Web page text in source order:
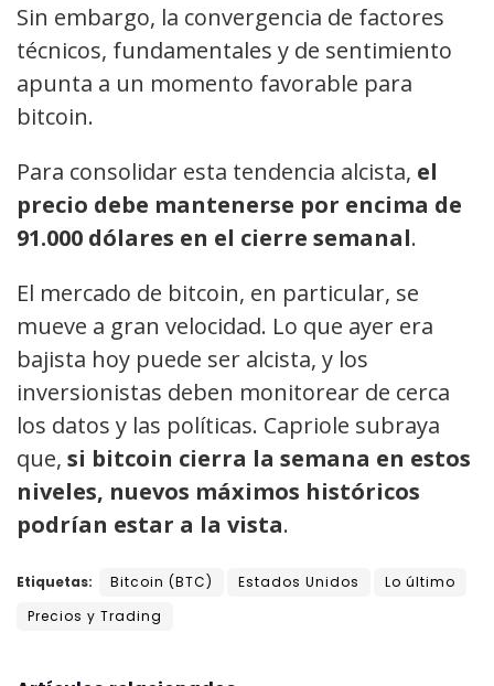
Sin embargo, la convergencia de factores
técnicos, fundamentales y de sentimiento
apunta a un momento favorable para
bitcoin.
Para consolidar esta tendencia alcista, el
precio debe mantenerse por encima de
91.000 dólares en el cierre semanal.
El mercado de bitcoin, en particular, se
mueve a gran velocidad. Lo que ayer era
bajista hoy puede ser alcista, y los
inversionistas deben monitorear de cerca
los datos y las políticas. Capriole subraya
que, si bitcoin cierra la semana en estos
niveles, nuevos máximos históricos
podrían estar a la vista.
Etiquetas: Bitcoin (BTC) Estados Unidos
Lo último
Precios y Trading